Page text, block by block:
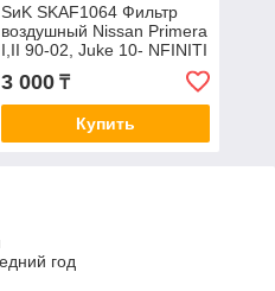
SиK SKAF1064 Фильтр
воздушный Nissan Primera
I,II 90-02, Juke 10- NFINITI
3 000₸
Купить
год